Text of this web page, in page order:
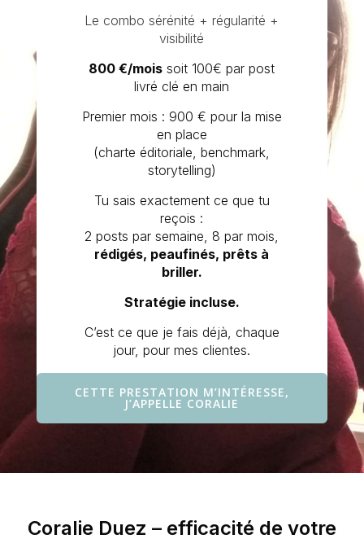
Le combo sérénité + régularité +
visibilité
800 €/mois soit 100€ par post
livré clé en main
Premier mois : 900 € pour la mise
en place
(charte éditoriale, benchmark,
storytelling)
Tu sais exactement ce que tu
reçois :
2 posts par semaine, 8 par mois,
rédigés, peaufinés, prêts à
briller.
Stratégie incluse.
C’est ce que je fais déjà, chaque
jour, pour mes clientes.
CETTE PRESTATION M’INTÉRESSE,
J’APPELLE CORALIE
Coralie Duez – efficacité de votre